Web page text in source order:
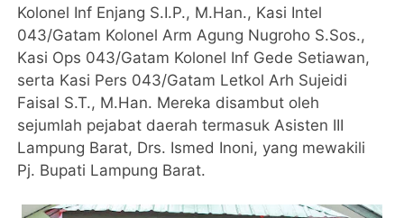
Kolonel Inf Enjang S.I.P., M.Han., Kasi Intel
043/Gatam Kolonel Arm Agung Nugroho S.Sos.,
Kasi Ops 043/Gatam Kolonel Inf Gede Setiawan,
serta Kasi Pers 043/Gatam Letkol Arh Sujeidi
Faisal S.T., M.Han. Mereka disambut oleh
sejumlah pejabat daerah termasuk Asisten III
Lampung Barat, Drs. Ismed Inoni, yang mewakili
Pj. Bupati Lampung Barat.